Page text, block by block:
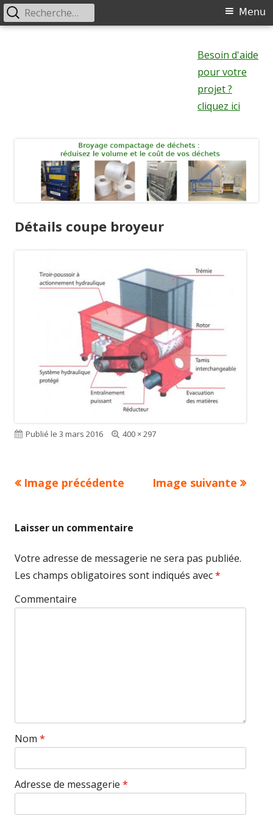
Besoin d'aide
pour votre
projet ?
cliquez ici
Menu
Menu
Rechercher :
Détails coupe broyeur
Publié le 3 mars 2016
Taille
400 × 297
Image précédente Image suivante
Laisser un commentaire
Votre adresse de messagerie ne sera pas publiée.
Les champs obligatoires sont indiqués avec*
Commentaire
Nom *
Adresse de messagerie *